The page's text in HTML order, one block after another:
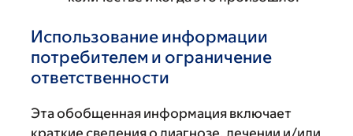
Использование информации
потребителем и ограничение
ответственности
Эта обобщенная информация включает
краткие сведения о диагнозе, лечении и/или